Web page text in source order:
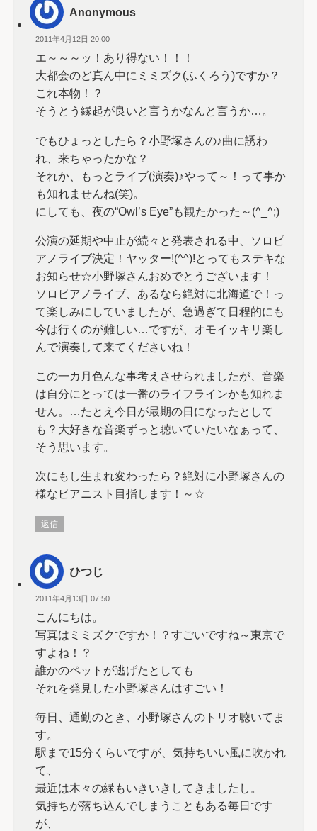
Anonymous
2011年4月12日 20:00
エ～～～ッ！あり得ない！！！
大都会のど真ん中にミミズク(ふくろう)ですか？
これ本物！？
そうとう縁起が良いと言うかなんと言うか…。
でもひょっとしたら？小野塚さんの♪曲に誘わ
れ、来ちゃったかな？
それか、もっとライブ(演奏)♪やって～！って事か
も知れませんね(笑)。
にしても、夜の“Owl’s Eye”も観たかった～(^_^;)
公演の延期や中止が続々と発表される中、ソロピ
アノライブ決定！ヤッター!(^^)!とってもステキな
お知らせ☆小野塚さんおめでとうございます！
ソロピアノライブ、あるなら絶対に北海道で！っ
て楽しみにしていましたが、急過ぎて日程的にも
今は行くのが難しい…ですが、オモイッキリ楽し
んで演奏して来てくださいね！
この一カ月色んな事考えさせられましたが、音楽
は自分にとっては一番のライフラインかも知れま
せん。…たとえ今日が最期の日になったとして
も？大好きな音楽ずっと聴いていたいなぁって、
そう思います。
次にもし生まれ変わったら？絶対に小野塚さんの
様なピアニスト目指します！～☆
返信
ひつじ
2011年4月13日 07:50
こんにちは。
写真はミミズクですか！？すごいですね～東京で
すよね！？
誰かのペットが逃げたとしても
それを発見した小野塚さんはすごい！
毎日、通勤のとき、小野塚さんのトリオ聴いてま
す。
駅まで15分くらいですが、気持ちいい風に吹かれ
て、
最近は木々の緑もいきいきしてきましたし。
気持ちが落ち込んでしまうこともある毎日です
が、